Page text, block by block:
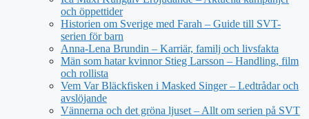
och öppettider
Historien om Sverige med Farah – Guide till SVT-
serien för barn
Anna-Lena Brundin – Karriär, familj och livsfakta
Män som hatar kvinnor Stieg Larsson – Handling, film
och rollista
Vem Var Bläckfisken i Masked Singer – Ledtrådar och
avslöjande
Vännerna och det gröna ljuset – Allt om serien på SVT